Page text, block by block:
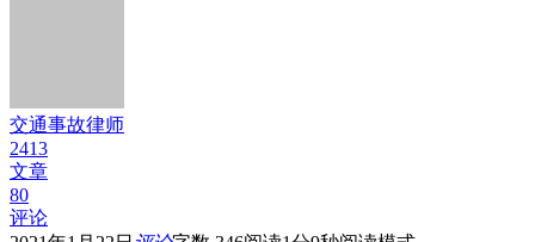
交通事故律师
2413
文章
80
评论